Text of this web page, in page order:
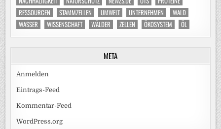
RESSOURCEN
STAMMZELLEN UMWELT UNTERNEHMEN
WALD
WASSER
WISSENSCHAFT WÄLDER ZELLEN ÖKOSYSTEM ÖL
META
Anmelden
Eintrags-Feed
Kommentar-Feed
WordPress.org